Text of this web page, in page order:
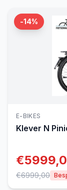
-14%
E-BIKES
Klever N
€
€6999,00